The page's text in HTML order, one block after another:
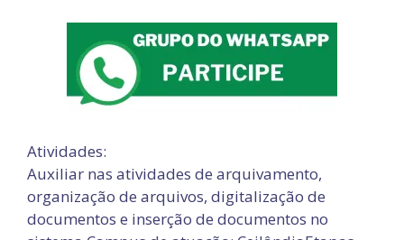
Atividades:
Auxiliar nas atividades de arquivamento,
organização de arquivos, digitalização de
documentos e inserção de documentos no